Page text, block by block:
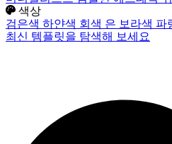
색상
검은색 하얀색 회색 은 보라색 파
최신 템플릿을 탐색해 보세요